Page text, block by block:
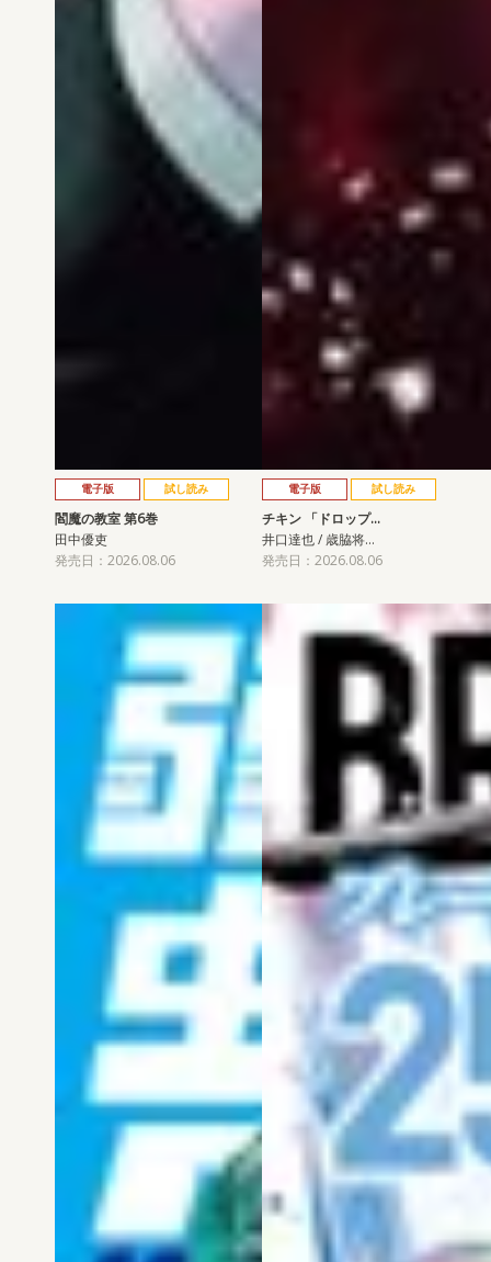
電子版 試し読み
閻魔の教室 第6巻
田中優吏
発売日：2026.08.06
電子版 試し読み
チキン 「ドロップ…
井口達也 / 歳脇将…
発売日：2026.08.06